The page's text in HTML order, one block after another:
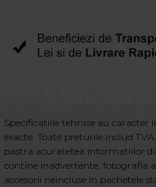
Specificatiile tehnice au
exacte. Toate preturile includ
pastra acuratetea informatiilor
contine inadvertente: fotografia
accesorii neincluse in pachetele